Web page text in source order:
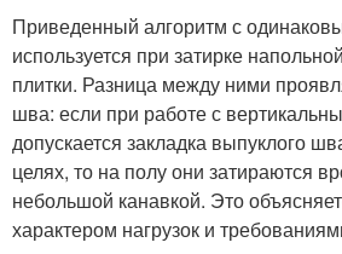
Приведенный алгоритм с
используется при затирке
плитки. Разница между ними
шва: если при работе с
допускается закладка выпуклого
целях, то на полу они затираются
небольшой канавкой. Это
характером нагрузок и